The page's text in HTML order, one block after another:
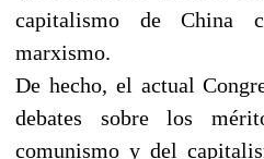
capitalismo de China
marxismo.
De hecho, el actual
debates sobre los
comunismo y del